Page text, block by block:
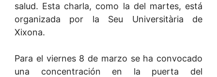
salud. Esta charla, como la del martes, está
organizada por la Seu Universitària de
Xixona.
Para el viernes 8 de marzo se ha convocado
una concentración en la puerta del